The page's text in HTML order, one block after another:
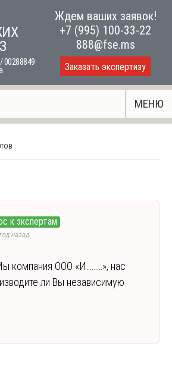
00288849
Ждем ваших заявок!
+7 (995) 100-33-22
888@fse.ms
Заказать экспертизу
МЕНЮ
к экспертам
назад
компания ООО «И………», нас
ли Вы независимую